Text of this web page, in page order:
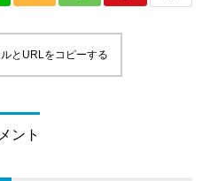
とURLをコピーする
ント